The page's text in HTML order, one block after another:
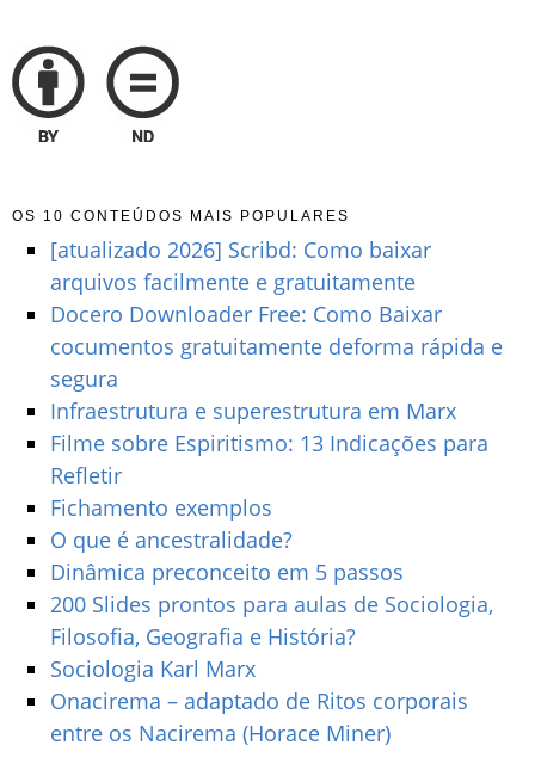
OS 10 CONTEÚDOS MAIS POPULARES
[atualizado 2026] Scribd: Como baixar
arquivos facilmente e gratuitamente
Docero Downloader Free: Como Baixar
cocumentos gratuitamente deforma rápida e
segura
Infraestrutura e superestrutura em Marx
Filme sobre Espiritismo: 13 Indicações para
Refletir
Fichamento exemplos
O que é ancestralidade?
Dinâmica preconceito em 5 passos
200 Slides prontos para aulas de Sociologia,
Filosofia, Geografia e História?
Sociologia Karl Marx
Onacirema – adaptado de Ritos corporais
entre os Nacirema (Horace Miner)